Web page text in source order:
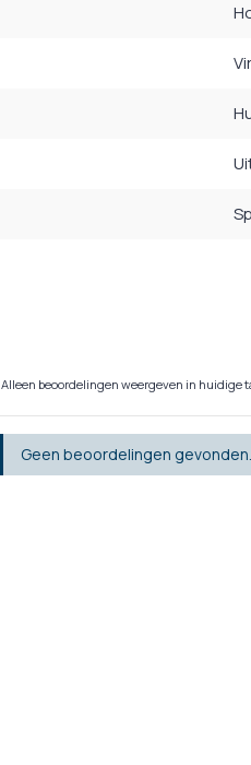
Alleen beoordelingen weergeven in huidige
Geen beoordelingen